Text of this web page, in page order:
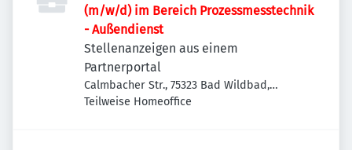
(m/w/d) im Bereich Prozessmesstechnik
- Außendienst
Stellenanzeigen aus einem
Partnerportal
Calmbacher Str., 75323 Bad Wildbad,
Deutschland
Teilweise Homeoffice